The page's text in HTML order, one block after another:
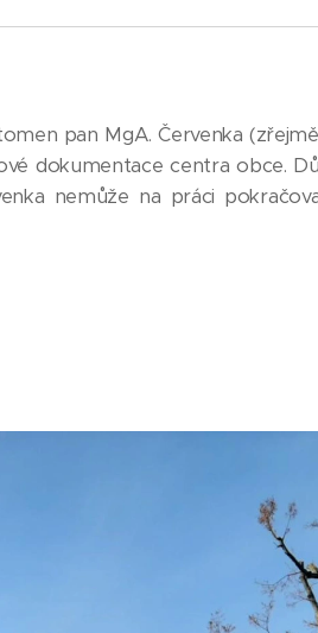
pan MgA. Červenka
dokumentace centra obce.
nemůže na práci